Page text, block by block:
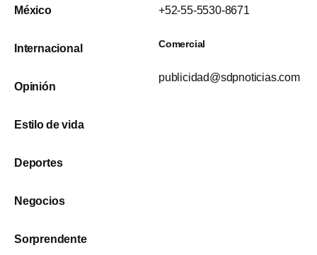
México
Internacional
Opinión
Estilo de vida
Deportes
Negocios
Sorprendente
+52-55-5530-8671
Comercial
publicidad@sdpnoticias.com